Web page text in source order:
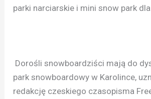
parki narciarskie i mini snow park
Dorośli snowboardziści mają do
park snowboardowy w Karolince,
redakcję czeskiego czasopisma